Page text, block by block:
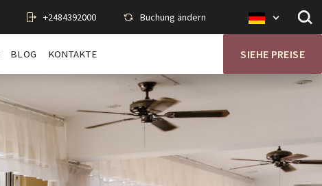
+2484392000 Buchung ändern
Savoy
de
BLOG KONTAKTE SIEHE PREISE